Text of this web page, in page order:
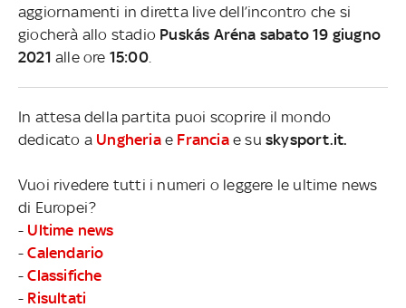
aggiornamenti in diretta live dell’incontro che si
giocherà allo stadio Puskás Aréna sabato 19 giugno
2021 alle ore 15:00.
In attesa della partita puoi scoprire il mondo
dedicato a Ungheriae Franciae suskysport.it.
Vuoi rivedere tutti i numeri o leggere le ultime news
di Europei?
- Ultime news
-Calendario
-Classifiche
- Risultati